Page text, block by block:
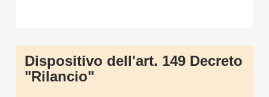
Dispositivo dell'art. 149 Decreto
"Rilancio"